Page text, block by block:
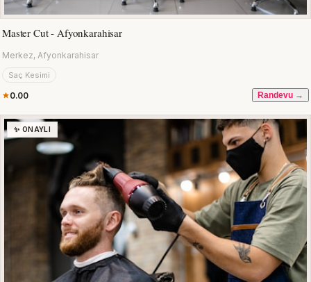
Master Cut - Afyonkarahisar
Merkez, Afyonkarahisar
Saç Kesimi
0.00 Randevu →
✨ ONAYLI